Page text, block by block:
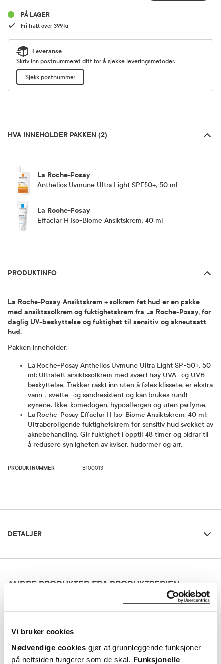
Vi bruker cookies
Nødvendige cookies gjør at grunnleggende funksjoner
på nettsiden fungerer som de skal. Funksjonelle
PÅ LAGER
Fri frakt over 399 kr
Leveranse
Skriv inn postnummeret ditt for å sjekke leveringsmetoder.
Sjekk postnummer
PRODUKTINFO
La Roche-Posay Ansiktskrem + solkrem fet hud er en pakke
med ansiktssolkrem og fuktighetskrem fra La Roche-Posay, for
daglig UV-beskyttelse og fuktighet til sensitiv og akneutsatt
hud.
Pakken inneholder:
La Roche-Posay Anthelios Uvmune Ultra Light SPF50+, 50
ml: Ultralett ansiktssolkrem med svært høy UVA- og UVB-
beskyttelse. Trekker raskt inn uten å føles klissete, er ekstra
vann-, svette- og sandresistent og kan brukes rundt
øynene. Ikke-komedogen, hypoallergen og uten parfyme.
La Roche-Posay Effaclar H Iso-Biome Ansiktskrem, 40 ml:
Ultraberoligende fuktighetskrem for sensitiv hud svekket av
aknebehandling. Gir fuktighet i opptil 48 timer og bidrar til
å redusere synligheten av kviser, hudormer og arr.
PRODUKTNUMMER B100013
DETALJER
50 ml
Påfør rikelig mengde solkrem 30 minutter før
soleksponering. En mindre mengde reduserer beskyttelsen
betraktelig. Påfør igjen regelmessig for å opprettholde
HVA INNEHOLDER PAKKEN (2)
La Roche-Posay
Anthelios Uvmune Ultra Light SPF50+, 50 ml
La Roche-Posay
Effaclar H Iso-Biome Ansiktskrem, 40 ml
ANDRE PRODUKTER FRA PRODUKTSERIEN
100 ml
Kjøp